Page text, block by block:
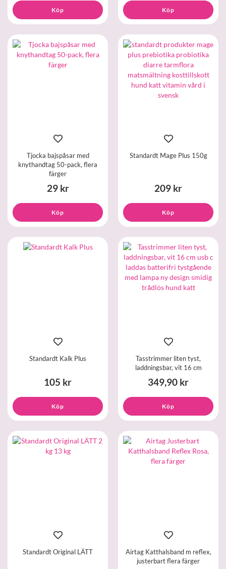
Köp Köp
Tjocka bajspåsar med
knythandtag 50-pack, flera
färger
29 kr
Köp
Standardt Mage Plus 150g
209 kr
Köp
Standardt Kalk Plus
105 kr
Köp
Tasstrimmer liten tyst,
laddningsbar, vit 16 cm
349,90 kr
Köp
Standardt Original LÄTT
Airtag Katthalsband m reflex,
justerbart flera färger